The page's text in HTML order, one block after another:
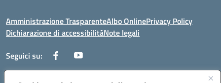
Amministrazione TrasparenteAlbo OnlinePrivacy Policy
Dichiarazione di accessibilitàNote legali
Seguici su: